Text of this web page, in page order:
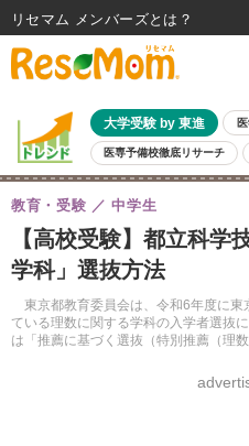
大学受験 by 東進
医専予備校徹底リサーチ
親子で考える大学選び 高校受験
共通テスト 夏休み
8月開催イベント・WS 全国公立高校
自由研究教材（小学生向け）
【高校受験】都立科学
学科」選抜方法
東京都教育委員会は、令和6年度に東
ている理数に関する学科の入学者選抜
は「推薦に基づく選抜（特別推薦（理
教育・受験 中学生
リセマム メンバーズ